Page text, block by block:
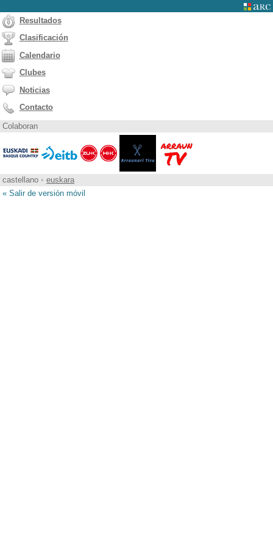
Resultados
Clasificación
Calendario
Clubes
Noticias
Contacto
Colaboran
castellano • euskara
« Salir de versión móvil